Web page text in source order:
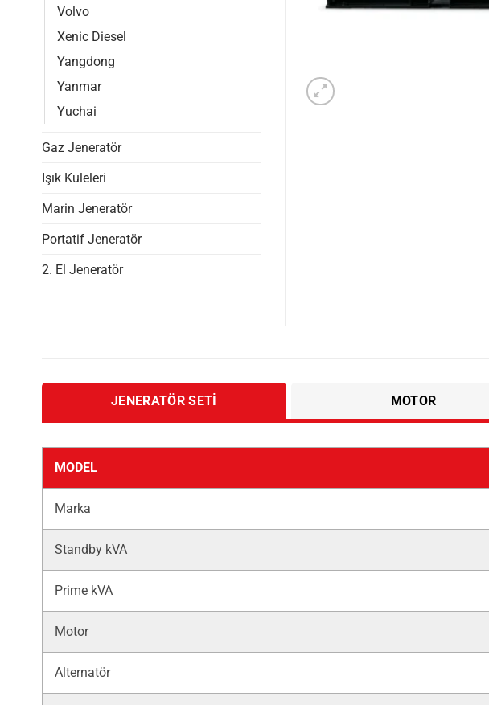
Volvo
Xenic Diesel
Yangdong
Yanmar
Yuchai
Gaz Jeneratör
Işık Kuleleri
Marin Jeneratör
Portatif Jeneratör
2. El Jeneratör
JENERATÖR SETI MOTOR
MODEL
Marka
Standby kVA
Prime kVA
Motor
Alternatör